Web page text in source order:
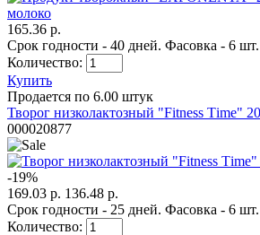
165.36 р.
Срок годности - 40 дней. Фасовка - 6 шт.
Количество:
Купить
Продается по 6.00 штук
Творог низколактозный "Fitness Тime"
000020877
-19%
169.03 р. 136.48 р.
Срок годности - 25 дней. Фасовка - 6 шт.
Количество: